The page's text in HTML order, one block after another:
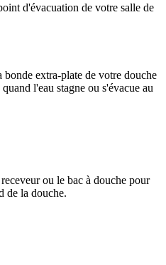
d'évacuation de votre salle de
extra-plate de votre douche
l'eau stagne ou s'évacue au
ou le bac à douche pour
de la douche.